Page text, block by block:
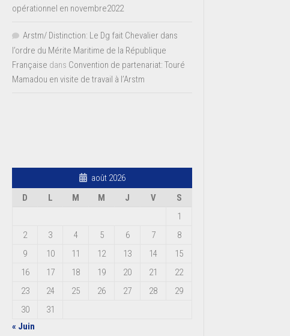
opérationnel en novembre2022
Arstm/ Distinction: Le Dg fait Chevalier dans
l’ordre du Mérite Maritime de la République
Française dans Convention de partenariat: Touré
Mamadou en visite de travail à l’Arstm
août 2026
D
L M M J V
S
1
2
3 4 5 6 7
8
9
10 11 12 13 14
15
16
17 18 19 20 21
22
23
24 25 26 27 28
29
30
31
« Juin